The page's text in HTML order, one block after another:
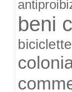
beni
biciclette